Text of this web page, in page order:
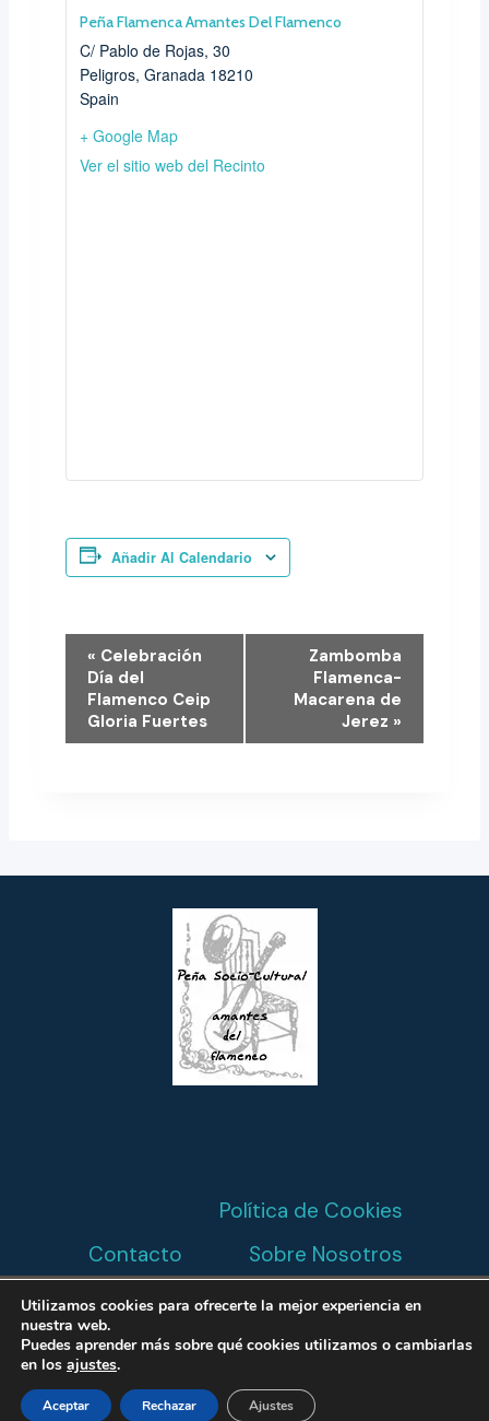
Peña Flamenca Amantes Del Flamenco
C/ Pablo de Rojas, 30
Peligros, Granada 18210
Spain
+ Google Map
Ver el sitio web del Recinto
Añadir Al Calendario
V
A
E
N
T
« Celebración
Día del
Flamenco Ceip
Gloria Fuertes
Zambomba
Flamenca-
Macarena de
Jerez »
Política de Cookies
Contacto
Sobre Nosotros
© 2026 Peña Flamenca - Amantes del
Flamenco -Diseño Marketing Granada
Utilizamos cookies para ofrecerte la mejor experiencia en
nuestra web.
Puedes aprender más sobre qué cookies utilizamos o cambiarlas
en los ajustes.
Aceptar Rechazar Ajustes